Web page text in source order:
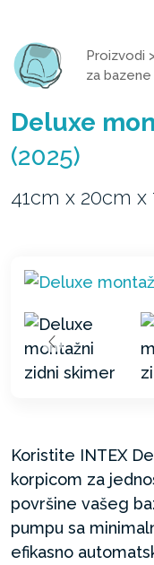
Proizvodi
za bazene
Deluxe
(2025)
41cm x 20cm x
Koristite INTEX
korpicom za
površine vašeg
pumpu sa
efikasno